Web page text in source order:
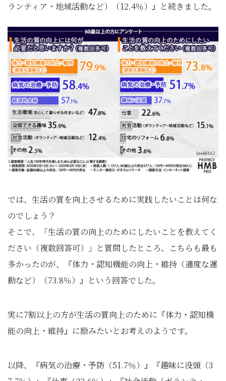
ランティア・地域活動など）（12.4％）』と続きました。
では、生活の質を向上させるために実践したいことは何な
のでしょう？
そこで、「生活の質の向上のためにしたいことを教えてく
ださい（複数回答可）」と質問したところ、こちらも最も
多かったのが、『体力・認知機能の向上・維持（適度な運
動など）（73.8％）』という回答でした。
実に7割以上の方が生活の質向上のために『体力・認知機
能の向上・維持』に励みたいとお考えのようです。
以降、『病気の治療・予防（51.7％）』『趣味に没頭（3